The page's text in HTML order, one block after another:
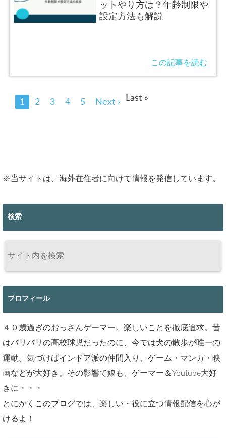
ットやり方は？年齢制限や
設定方法も解説
この記事を読む
1 2 3 4 5 Next › Last »
※当サイトは、海外在住者に向けて情報を発信しています。
検索
プロフィール
４０歳過ぎのおっさんゲーマー。楽しいことを徹底追求。昔
はバリバリの高校球児だったのに、今では犬の散歩が唯一の
運動。気づけばインドア派の仲間入り、ゲーム・マンガ・映
画などが大好き。その影響で娘も、ゲーマー＆Youtube大好
きに・・・
とにかくこのブログでは、楽しい・役に立つ情報配信を心が
けるよ！